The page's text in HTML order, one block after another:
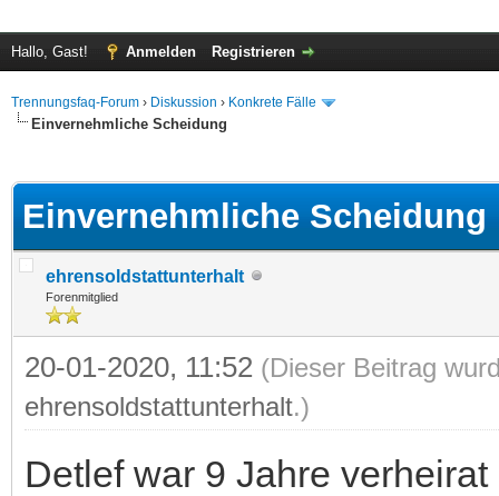
Hallo, Gast! Anmelden Registrieren
Trennungsfaq-Forum › Diskussion › Konkrete Fälle
Einvernehmliche Scheidung
Einvernehmliche Scheidung
ehrensoldstattunterhalt
Forenmitglied
20-01-2020, 11:52 (Dieser Beitrag
ehrensoldstattunterhalt.)
Detlef war 9 Jahre